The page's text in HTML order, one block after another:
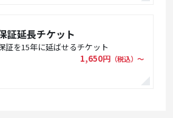
証延長チケット
証を15年に延ばせるチケット
1,650円 （税込）〜